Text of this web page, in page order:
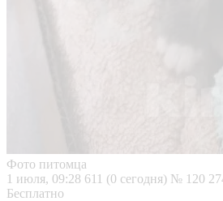
Фото питомца
1 июля, 09:28 611 (0 сегодня) № 120
Бесплатно